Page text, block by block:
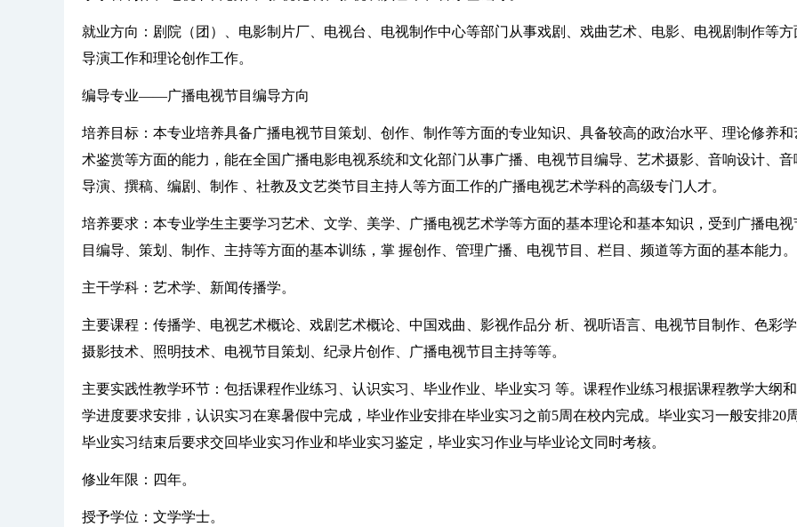
就业方向：剧院（团）、电影制片厂、电视台、电视制作中心等部门从事戏剧、戏曲艺术、电影、电视剧制作等方
导演工作和理论创作工作。
编导专业——广播电视节目编导方向
培养目标：本专业培养具备广播电视节目策划、创作、制作等方面的专业知识、具备较高的政治水平、理论修养和
术鉴赏等方面的能力，能在全国广播电影电视系统和文化部门从事广播、电视节目编导、艺术摄影、音响设计、音
导演、撰稿、编剧、制作 、社教及文艺类节目主持人等方面工作的广播电视艺术学科的高级专门人才。
培养要求：本专业学生主要学习艺术、文学、美学、广播电视艺术学等方面的基本理论和基本知识，受到广播电视
目编导、策划、制作、主持等方面的基本训练，掌 握创作、管理广播、电视节目、栏目、频道等方面的基本能力。
主干学科：艺术学、新闻传播学。
主要课程：传播学、电视艺术概论、戏剧艺术概论、中国戏曲、影视作品分 析、视听语言、电视节目制作、色彩
摄影技术、照明技术、电视节目策划、纪录片创作、广播电视节目主持等等。
主要实践性教学环节：包括课程作业练习、认识实习、毕业作业、毕业实习 等。课程作业练习根据课程教学大纲
学进度要求安排，认识实习在寒暑假中完成，毕业作业安排在毕业实习之前5周在校内完成。毕业实习一般安排20
毕业实习结束后要求交回毕业实习作业和毕业实习鉴定，毕业实习作业与毕业论文同时考核。
修业年限：四年。
授予学位：文学学士。